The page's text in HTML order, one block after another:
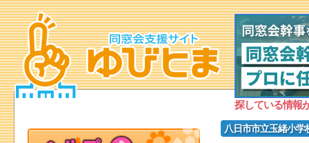
探している情報
八日市市立玉緒小学